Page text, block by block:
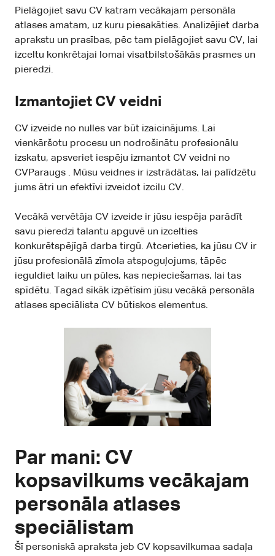
Pielāgojiet savu CV katram vecākajam personāla
atlases amatam, uz kuru piesakāties. Analizējiet darba
aprakstu un prasības, pēc tam pielāgojiet savu CV, lai
izceltu konkrētajai lomai visatbilstošākās prasmes un
pieredzi.
Izmantojiet CV veidni
CV izveide no nulles var būt izaicinājums. Lai
vienkāršotu procesu un nodrošinātu profesionālu
izskatu, apsveriet iespēju izmantot CV veidni no
CVParaugs . Mūsu veidnes ir izstrādātas, lai palīdzētu
jums ātri un efektīvi izveidot izcilu CV.
Vecākā vervētāja CV izveide ir jūsu iespēja parādīt
savu pieredzi talantu apguvē un izcelties
konkurētspējīgā darba tirgū. Atcerieties, ka jūsu CV ir
jūsu profesionālā zīmola atspoguļojums, tāpēc
ieguldiet laiku un pūles, kas nepieciešamas, lai tas
spīdētu. Tagad sīkāk izpētīsim jūsu vecākā personāla
atlases speciālista CV būtiskos elementus.
Par mani: CV
kopsavilkums vecākajam
personāla atlases
speciālistam
Šī personiskā apraksta jeb CV kopsavilkumaa sadaļa